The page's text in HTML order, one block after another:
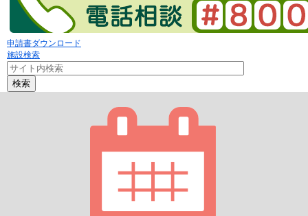
申請書ダウンロード
施設検索
検索